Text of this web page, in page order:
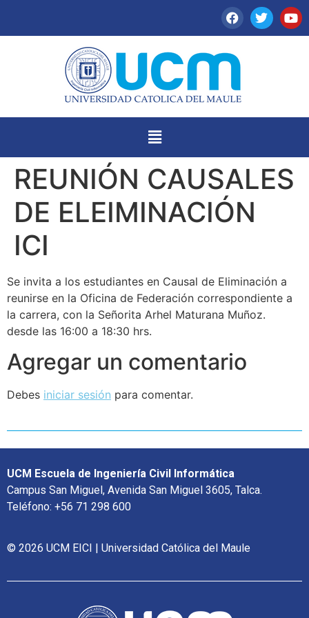
REUNIÓN CAUSALES
DE ELEIMINACIÓN
ICI
Se invita a los estudiantes en Causal de Eliminación a
reunirse en la Oficina de Federación correspondiente a
la carrera, con la Señorita Arhel Maturana Muñoz.
desde las 16:00 a 18:30 hrs.
Agregar un comentario
Debes iniciar sesión para comentar.
UCM Escuela de Ingeniería Civil Informática
Campus San Miguel, Avenida San Miguel 3605, Talca.
Teléfono: +56 71 298 600
© 2026 UCM EICI | Universidad Católica del Maule